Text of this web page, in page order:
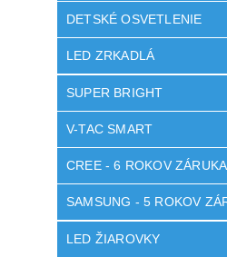
DETSKÉ OSVETLENIE
LED ZRKADLÁ
SUPER BRIGHT
V-TAC SMART
CREE - 6 ROKOV ZÁRUKA
SAMSUNG - 5 ROKOV
LED ŽIAROVKY